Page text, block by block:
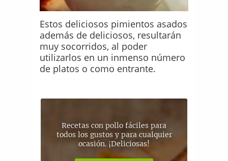
Estos deliciosos pimientos asados
además de deliciosos, resultarán
muy socorridos, al poder
utilizarlos en un inmenso número
de platos o como entrante.
Recetas con pollo fáciles para
todos los gustos y para cualquier
ocasión. ¡Deliciosas!